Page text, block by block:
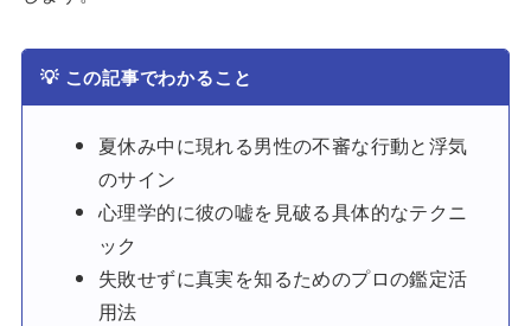
💡 この記事でわかること
夏休み中に現れる男性の不審な行動と浮気
のサイン
心理学的に彼の嘘を見破る具体的なテクニ
ック
失敗せずに真実を知るためのプロの鑑定活
用法